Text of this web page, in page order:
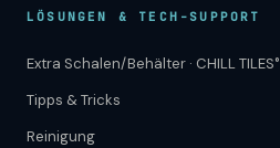
LÖSUNGEN & TECH-SUPPORT
Extra Schalen/Behälter · CHILL TILES°
Tipps & Tricks
Reinigung